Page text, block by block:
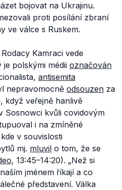
bojovat na Ukrajinu.
proti posílání zbraní
ve válce s Ruskem.
Rodacy Kamraci vede
je polskými médii označován
antisemita
nepravomocně odsouzen za
když veřejně hanlivě
Sosnowci kvůli covidovým
i na zmíněné
v souvislosti
mj. mluvil o tom, že se
, 13:45–14:20). „Než si
jménem říkají a co
představení. Válka